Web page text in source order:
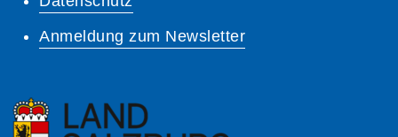
Anmeldung zum Newsletter